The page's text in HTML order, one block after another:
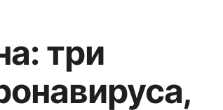
три